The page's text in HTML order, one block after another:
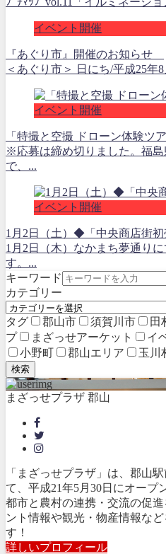
イベント開催
『あぐり市』開催のお知らせ
＜あぐり市＞ 日にち/平成25
イベント開催
「特撮と空撮 ドローン体験ツ
※応募は締め切りました。福
で、...
イベント開催
1月2日（土）◆「中央商店街
1月2日（木）なかまち夢通り
す。...
キーワード
カテゴリー
タグ 郡山市 須賀川市 田
プ
まざっせアーケット イ
小野町
郡山エリア 玉川
検索
まざっせプラザ 郡山
「まざっせプラザ」は、郡山
て、平成21年5月30日にオープ
都市と農村の連携・交流の促
ント情報や観光・物産情報な
す！
詳しいプロフィール